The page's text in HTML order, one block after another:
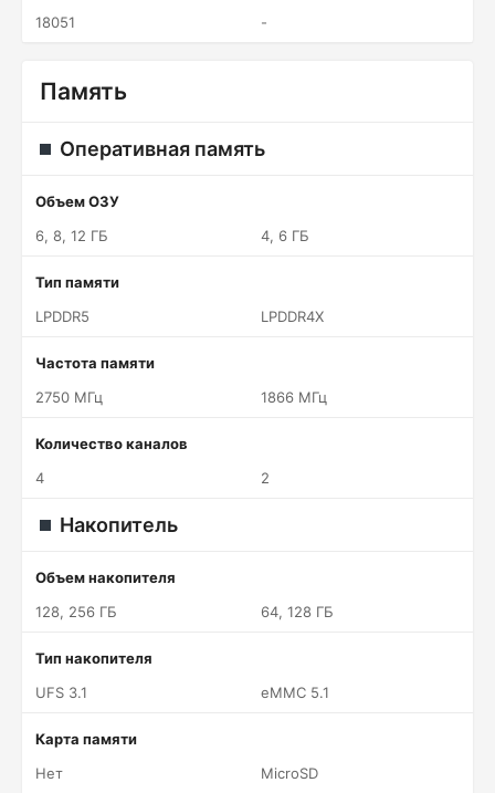
18051
-
Память
Оперативная память
Объем ОЗУ
6, 8, 12 ГБ
4, 6 ГБ
Тип памяти
LPDDR5
LPDDR4X
Частота памяти
2750 МГц
1866 МГц
Количество каналов
4
2
Накопитель
Объем накопителя
128, 256 ГБ
64, 128 ГБ
Тип накопителя
UFS 3.1
eMMC 5.1
Карта памяти
Нет
MicroSD